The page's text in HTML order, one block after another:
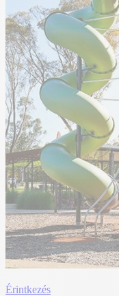
Érintkezés